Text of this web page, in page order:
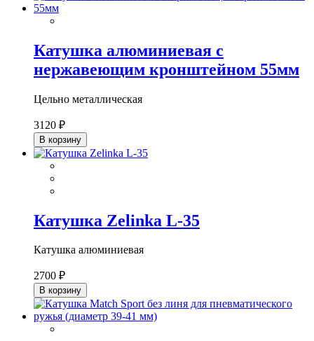
Катушка алюминиевая с
нержавеющим кронштейном 55мм
Цельно металлическая
3120 ₽
В корзину
Катушка Zelinka L-35
Катушка алюминиевая
2700 ₽
В корзину